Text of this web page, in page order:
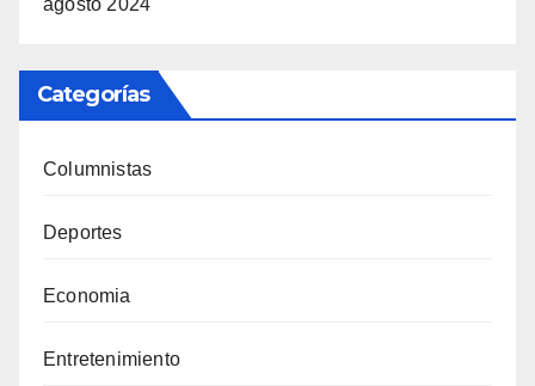
Categorías
Columnistas
Deportes
Economia
Entretenimiento